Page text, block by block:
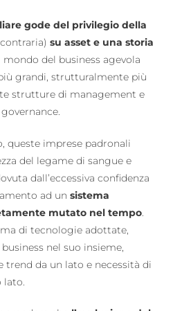
gode del privilegio della
contraria)su asset e una storia
mondo del business agevola
grandi, strutturalmente più
strutture di management e
queste imprese padronali
del legame di sangue e
dall’eccessiva confidenza
ad unsistema
mutato nel tempo
di tecnologie adottate,
nel suo insieme,
trend da un lato e necessità di
lato.